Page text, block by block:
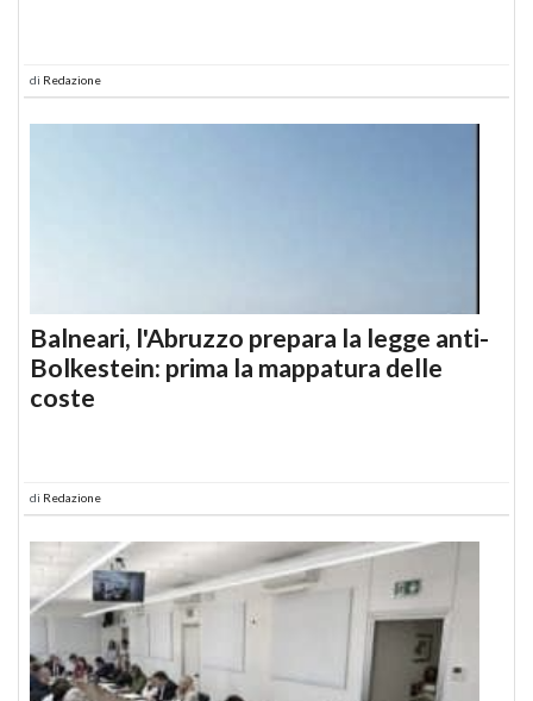
di Redazione
Balneari, l'Abruzzo prepara la legge anti-
Bolkestein: prima la mappatura delle
coste
di Redazione